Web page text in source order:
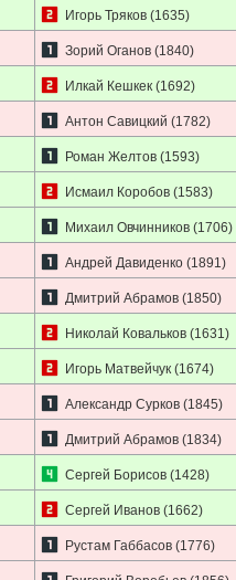
Игорь Тряков(1635)
Зорий Оганов(1840)
Илкай Кешкек(1692)
Антон Савицкий (1782)
Роман Желтов(1593)
Исмаил Коробов(1583)
Михаил Овчинников(1706)
Андрей Давиденко(1891)
Дмитрий Абрамов(1850)
Николай Ковальков(1631)
Игорь Матвейчук(1674)
Александр Сурков(1845)
Дмитрий Абрамов(1834)
Сергей Борисов(1428)
Сергей Иванов(1662)
Рустам Габбасов(1776)